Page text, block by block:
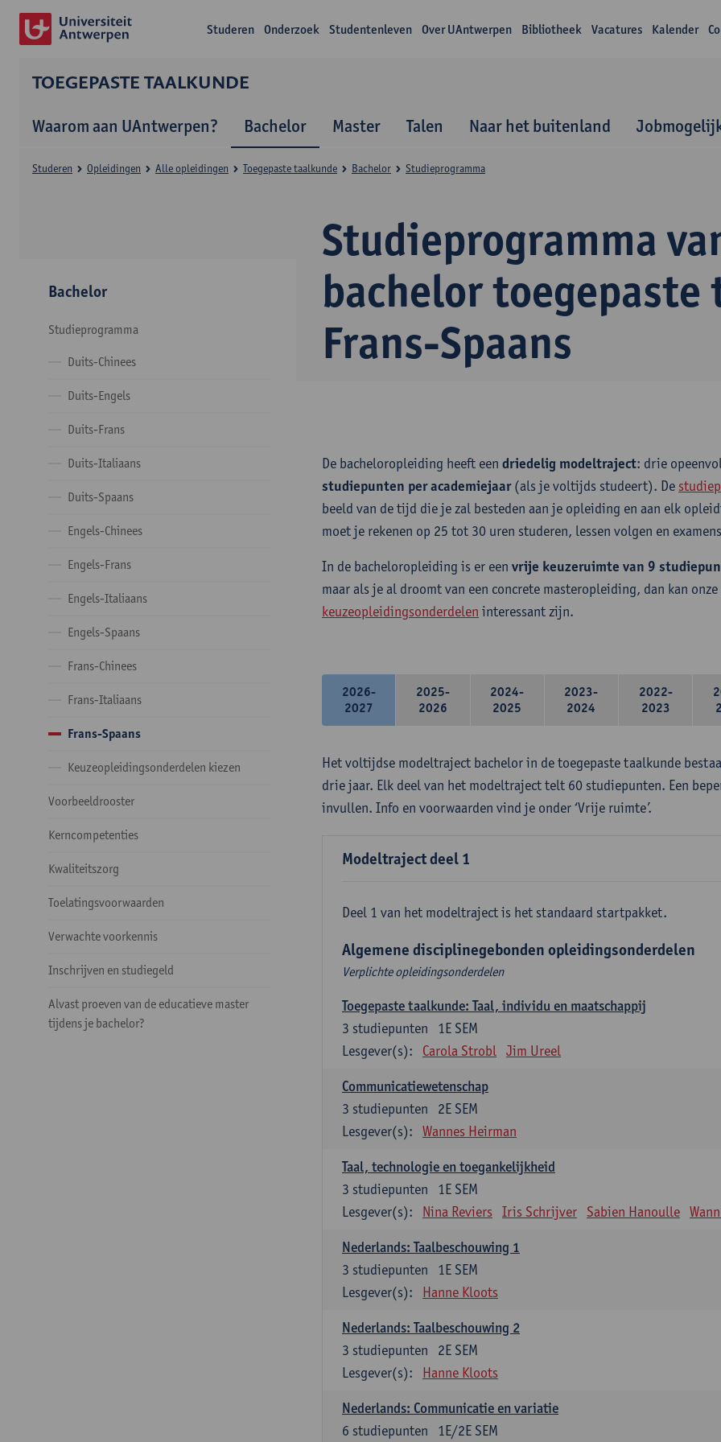
Studeren Onderzoek Studentenleven Over UAntwerpen Bibliotheek Vacatures Kalender
TOEGEPASTE TAALKUNDE
Waarom aan UAntwerpen? Bachelor Master Talen Naar het buitenland
Studieprogramma
bachelor
Frans-Spaans
Studeren Opleidingen Alle opleidingen Toegepaste taalkunde Bachelor Studieprogramma
Bachelor
Studieprogramma
Duits-Chinees
Duits-Engels
Duits-Frans
Duits-Italiaans
Duits-Spaans
Engels-Chinees
Engels-Frans
Engels-Italiaans
Engels-Spaans
Frans-Chinees
Frans-Italiaans
Frans-Spaans
Keuzeopleidingsonderdelen kiezen
Voorbeeldrooster
Kerncompetenties
Kwaliteitszorg
Toelatingsvoorwaarden
Verwachte voorkennis
Inschrijven en studiegeld
Alvast proeven van de educatieve master
tijdens je bachelor?
De bacheloropleiding heeft een driedelig modeltraject: drie
studiepunten per academiejaar(als je voltijds studeert). De
beeld van de tijd die je zal besteden aan je opleiding en aan elk
moet je rekenen op 25 tot 30 uren studeren, lessen volgen en
In de bacheloropleiding is er een vrije keuzeruimte van 9
maar als je al droomt van een concrete masteropleiding, dan kan onze
keuzeopleidingsonderdelen interessant zijn.
2026-
2027
2025-
2026
2024-
2025
2023-
2024
2022-
2023
Het voltijdse modeltraject bachelor in de toegepaste taalkunde
drie jaar. Elk deel van het modeltraject telt 60 studiepunten. Een
invullen. Info en voorwaarden vind je onder ‘Vrije ruimte’.
Modeltraject deel 1
Deel 1 van het modeltraject is het standaard startpakket.
Algemene disciplinegebonden opleidingsonderdelen
Verplichte opleidingsonderdelen
Toegepaste taalkunde: Taal, individu en maatschappij
1E SEM
3 studiepunten
Lesgever(s):
Carola Strobl Jim Ureel
Communicatiewetenschap
2E SEM
3 studiepunten
Lesgever(s):
Wannes Heirman
Taal, technologie en toegankelijkheid
1E SEM
3 studiepunten
Lesgever(s):
Nina Reviers Iris Schrijver Sabien Hanoulle
Nederlands: Taalbeschouwing 1
1E SEM
3 studiepunten
Lesgever(s):
Hanne Kloots
Nederlands: Taalbeschouwing 2
2E SEM
3 studiepunten
Lesgever(s):
Hanne Kloots
Nederlands: Communicatie en variatie
1E/2E SEM
6 studiepunten